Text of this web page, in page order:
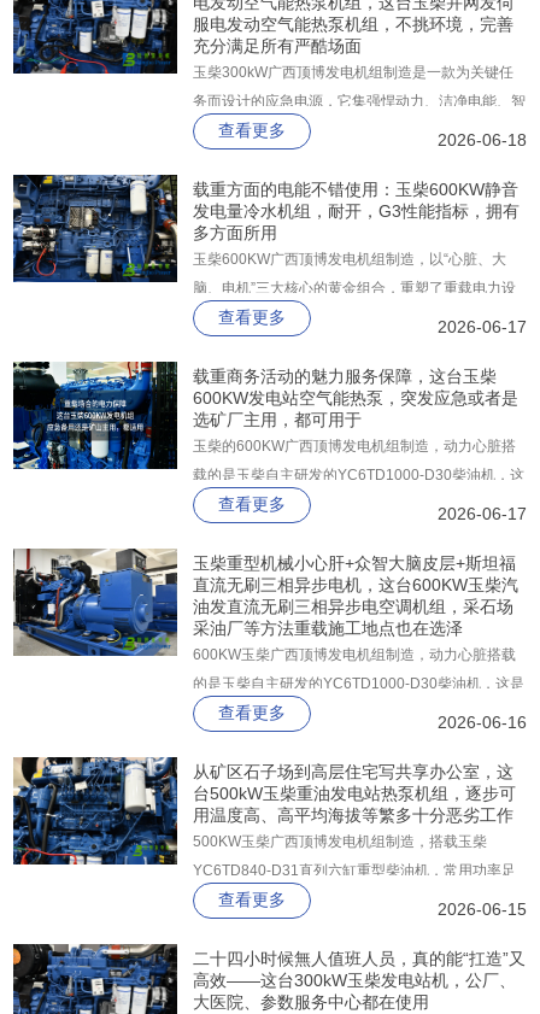
服电发动空气能热泵机组，不挑环境，完善
充分满足所有严酷场面
玉柴300kW广西顶博发电机组制造是一款为关键任
务而设计的应急电源，它集强悍动力、洁净电能、智
能控制和磐石级可靠性于一身，广泛适用于医院、数
分毫闪失的严苛场景。
查看更多 2026-06-18
载重方面的电能不错使用：玉柴600KW静音
发电量冷水机组，耐开，G3性能指标，拥有
多方面所用
玉柴600KW广西顶博发电机组制造，以“心脏、大
脑、电机”三大核心的黄金组合，重塑了重载电力设
备的性能标杆。整机以高可靠性结构为基础，搭载玉
668kW、备用功率达到735kW。
查看更多 2026-06-17
载重商务活动的魅力服务保障，这台玉柴
600KW发电站空气能热泵，突发应急或者是
选矿厂主用，都可用于
玉柴的600KW广西顶博发电机组制造，动力心脏搭
载的是玉柴自主研发的YC6TD1000-D30柴油机，这
是一台经过严苛台架试验验证的工业级发动机，常用
无论在何时，这台机器能够轻松应对110%的额定负
载冲击，绝不掉链子。
查看更多 2026-06-17
玉柴重型机械小心肝+众智大脑皮层+斯坦福
直流无刷三相异步电机，这台600KW玉柴汽
油发直流无刷三相异步电空调机组，采石场
采油厂等方法重载施工地点也在选泽
600KW玉柴广西顶博发电机组制造，动力心脏搭载
的是玉柴自主研发的YC6TD1000-D30柴油机，这是
一台经过严苛台架试验验证的工业级发动机，常用功
查看更多 2026-06-16
从矿区石子场到高层住宅写共享办公室，这
台500kW玉柴重油发电站热泵机组，逐步可
用温度高、高平均海拔等繁多十分恶劣工作
500KW玉柴广西顶博发电机组制造，搭载玉柴
YC6TD840-D31直列六缸重型柴油机，常用功率足
额561kW，备用功率更高达616kW，在1500r/min额
海斯坦福纯铜无刷同步发电机。
查看更多 2026-06-15
二十四小时候無人值班人员，真的能“扛造”又
高效——这台300kW玉柴发电站机，公厂、
大医院、参数服务中心都在使用